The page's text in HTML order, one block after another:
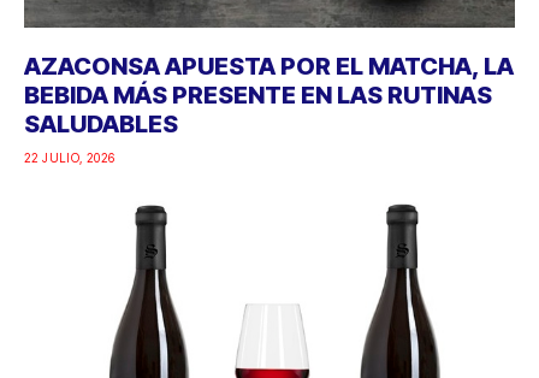
AZACONSA APUESTA POR EL MATCHA, LA
BEBIDA MÁS PRESENTE EN LAS RUTINAS
SALUDABLES
22 JULIO, 2026